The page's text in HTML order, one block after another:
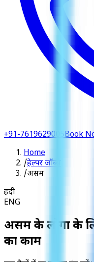
+91-7619629005Book
Home
/हेल्पर जॉब्स
/असम
हिंदी
ENG
असम के लोगों के
का काम